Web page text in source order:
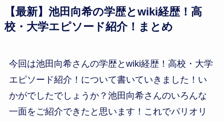
【最新】池田向希の学歴とwiki経歴！高
校・大学エピソード紹介！まとめ
今回は池田向希さんの学歴とwiki経歴！高校・大学
エピソード紹介！について書いていきました！い
かがでしたでしょうか？池田向希さんのいろんな
一面をご紹介できたと思います！これでパリオリ